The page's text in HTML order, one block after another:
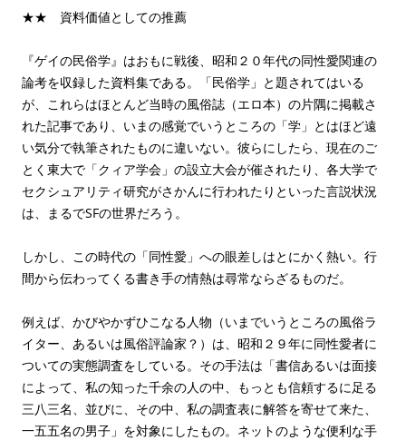
★★ 資料価値としての推薦
『ゲイの民俗学』はおもに戦後、昭和２０年代の同性愛関連の
論考を収録した資料集である。「民俗学」と題されてはいる
が、これらはほとんど当時の風俗誌（エロ本）の片隅に掲載さ
れた記事であり、いまの感覚でいうところの「学」とはほど遠
い気分で執筆されたものに違いない。彼らにしたら、現在のご
とく東大で「クィア学会」の設立大会が催されたり、各大学で
セクシュアリティ研究がさかんに行われたりといった言説状況
は、まるでSFの世界だろう。
しかし、この時代の「同性愛」への眼差しはとにかく熱い。行
間から伝わってくる書き手の情熱は尋常ならざるものだ。
例えば、かびやかずひこなる人物（いまでいうところの風俗ラ
イター、あるいは風俗評論家？）は、昭和２９年に同性愛者に
ついての実態調査をしている。その手法は「書信あるいは面接
によって、私の知った千余の人の中、もっとも信頼するに足る
三八三名、並びに、その中、私の調査表に解答を寄せて来た、
一五五名の男子」を対象にしたもの。ネットのような便利な手